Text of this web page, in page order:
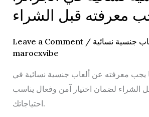
معرفته قبل الشراء
Leave a Comment / جنسية نسائية
marocxvibe
معرفته عن ألعاب جنسية نسائية في
الشراء لضمان اختيار آمن وفعال يناسب
احتياجاتك.
جنسية
نسائية
في
الجزائر:
يجب
معرفته
قبل